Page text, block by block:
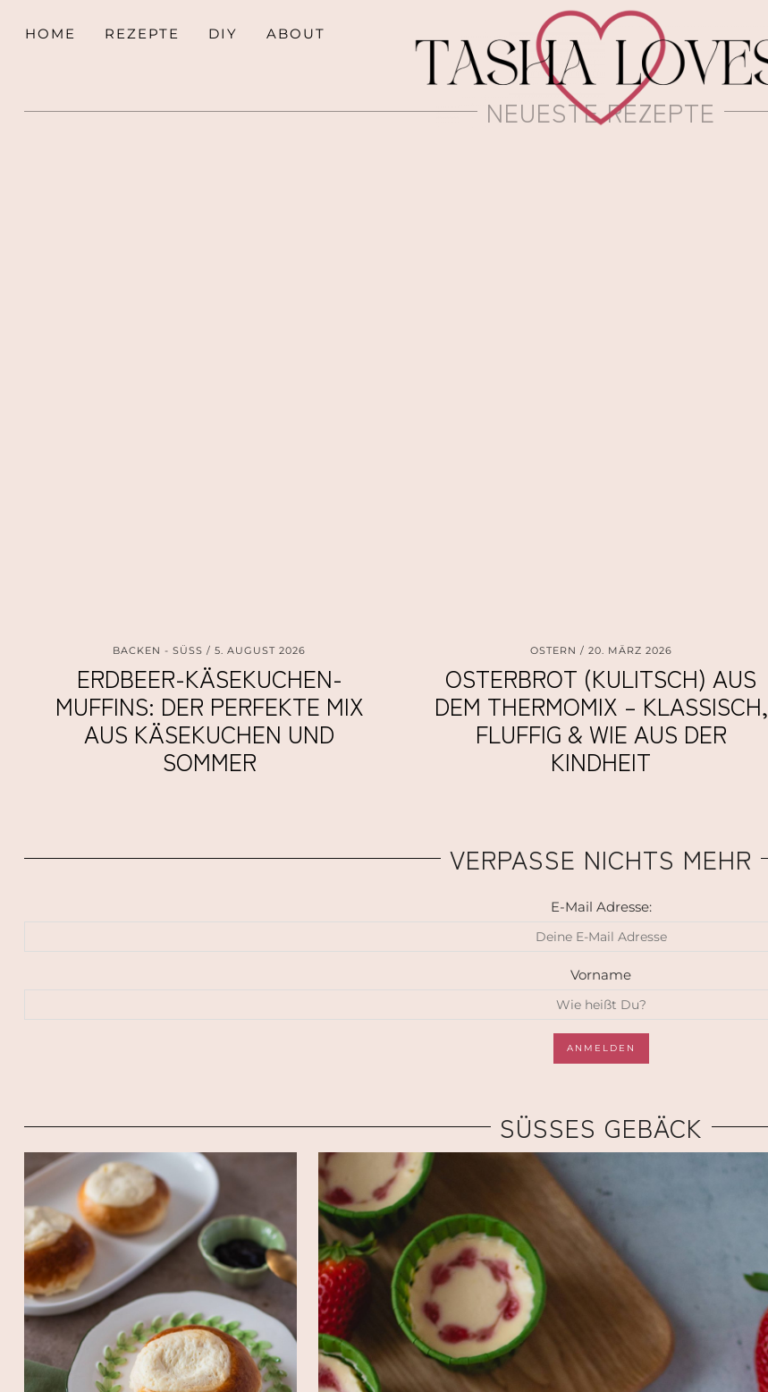
HOME REZEPTE DIY ABOUT
NEUESTE REZEPTE
BACKEN - SÜSS 5. AUGUST 2026
ERDBEER-KÄSEKUCHEN-
MUFFINS: DER PERFEKTE MIX
AUS KÄSEKUCHEN UND
SOMMER
OSTERN 20. MÄRZ 2026
OSTERBROT (KULITSCH) AUS
DEM THERMOMIX – KLASSISCH,
FLUFFIG & WIE AUS DER
KINDHEIT
VERPASSE NICHTS MEHR
E-Mail Adresse:
Vorname
SÜSSES GEBÄCK